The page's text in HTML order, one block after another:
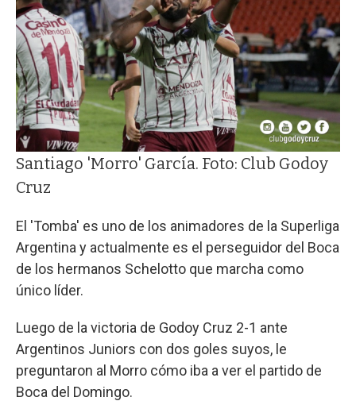
Santiago 'Morro' García. Foto: Club Godoy
Cruz
El 'Tomba' es uno de los animadores de la Superliga
Argentina y actualmente es el perseguidor del Boca
de los hermanos Schelotto que marcha como
único líder.
Luego de la victoria de Godoy Cruz 2-1 ante
Argentinos Juniors con dos goles suyos, le
preguntaron al Morro cómo iba a ver el partido de
Boca del Domingo.